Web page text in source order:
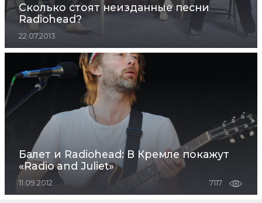
Сколько стоят неизданные песни
Radiohead?
22.07.2013
Балет и Radiohead: В Кремле покажут
«Radio and Juliet»
11.09.2012 7117